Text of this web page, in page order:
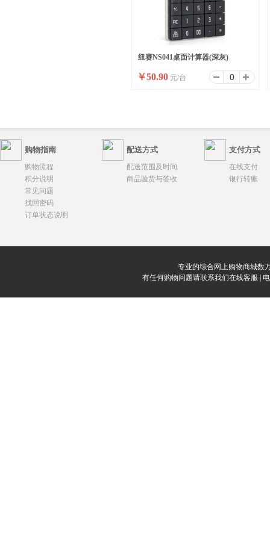
纽赛NS041桌面计算器(深灰)
￥50.90 元/台
购物指南 配送方式 支付方式
购物流程
积分说明
常见问题
找回密码
订单状态说明
配送范围及时间
商品验货与签收
在线支付
银行转账
专业的综合网上购物商城数
有任何购物问题请联系我们在线客服 | 电